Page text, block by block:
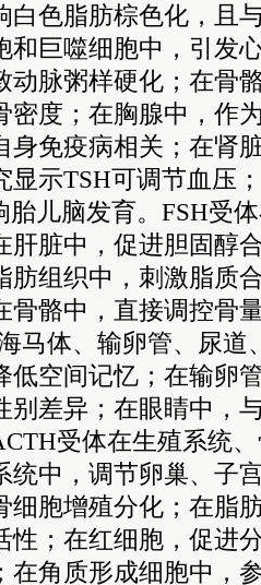
白色脂肪棕色化，且
和巨噬细胞中，引发
动脉粥样硬化；在骨
密度；在胸腺中，作
身免疫病相关；在肾
显示TSH可调节血压
胎儿脑发育。FSH受
肝脏中，促进胆固醇
肪组织中，刺激脂质
骨骼中，直接调控骨
马体、输卵管、尿道
低空间记忆；在输卵
别差异；在眼睛中，
受体在生殖系统
统中，调节卵巢、子
细胞增殖分化；在脂
性；在红细胞，促进
在角质形成细胞中，